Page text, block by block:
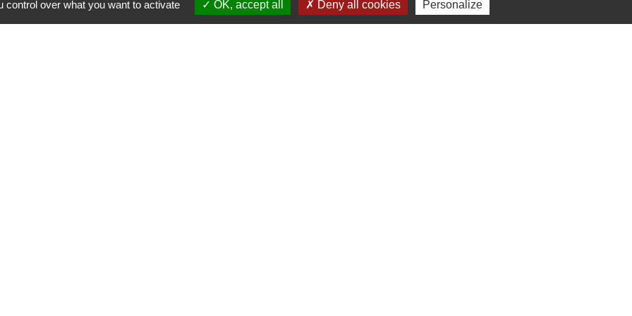
au Public les lundi, mardi et vendredi de 8h00à 12h00 et de 13h00 à 16h00
over what you want to activate OK, accept all Deny all cookies Personalize